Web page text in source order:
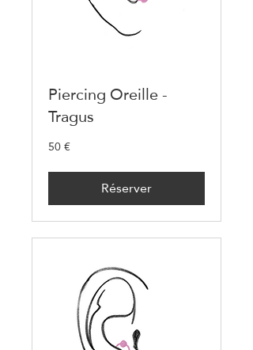
Piercing Oreille -
Tragus
50
euros
50 €
Réserver